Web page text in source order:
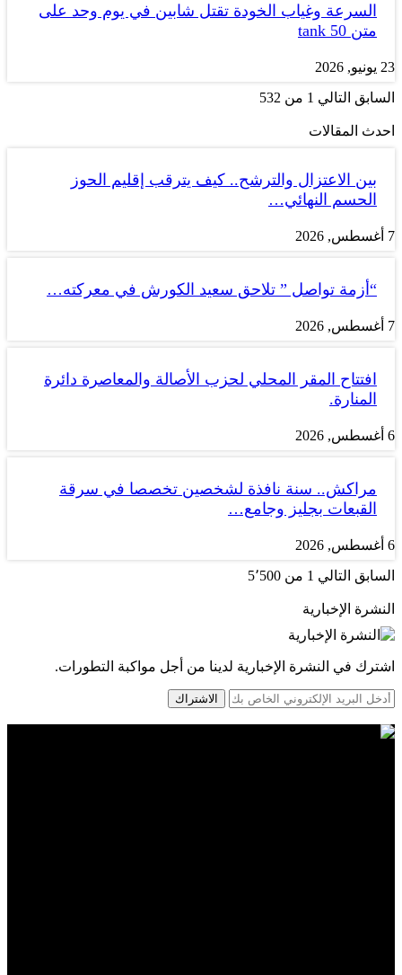
السرعة وغياب الخودة تقتل شابين في يوم وحد على
متن tank 50
23 يونيو, 2026
السابق التالي 1 من 532
احدث المقالات
بين الاعتزال والترشح.. كيف يترقب إقليم الحوز
الحسم النهائي…
7 أغسطس, 2026
“أزمة تواصل ” تلاحق سعيد الكورش في معركته…
7 أغسطس, 2026
افتتاح المقر المحلي لحزب الأصالة والمعاصرة دائرة
المنارة.
6 أغسطس, 2026
مراكش.. سنة نافذة لشخصين تخصصا في سرقة
القبعات بجليز وجامع…
6 أغسطس, 2026
السابق التالي 1 من 5٬500
النشرة الإخبارية
اشترك في النشرة الإخبارية لدينا من أجل مواكبة التطورات.
الاشتراك